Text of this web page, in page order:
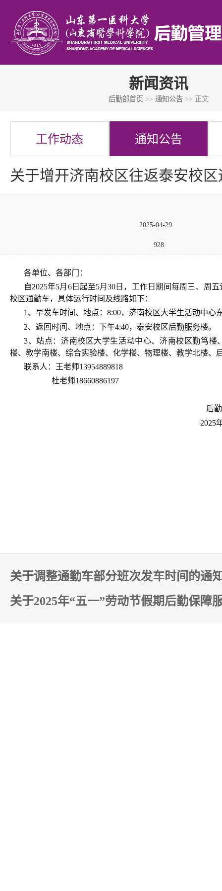
新闻资讯
后勤部首页 >> 通知公告 >> 正文
工作动态 通知公告
关于增开济南校区往返泰安校
2025-04-29
928
各单位、各部门：
自2025年5月6日起至5月30日，工作日期间每周三、周
校区通勤车，具体运行时间及线路如下：
1、早发车时间、地点：8:00，济南校区大学生活动中心
2、返回时间、地点：下午4:40，泰安校区后勤服务楼。
3、站点：济南校区大学生活动中心、济南校区勤笃楼
楼、教学南楼、综合实验楼、化学楼、物理楼、教学北楼、
联系人：王老师13954889818
杜老师18660886197
后勤管理
2025年4月29
关于调整通勤车部分班次发车时间的通